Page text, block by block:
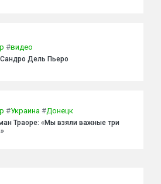
#видео
Дель Пьеро
#Украина #Донецк
Траоре: «Мы взяли важные три